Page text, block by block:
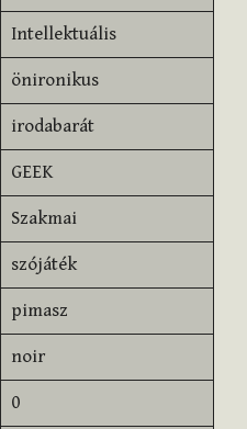
Intellektuális
önironikus
irodabarát
GEEK
Szakmai
szójáték
pimasz
noir
0